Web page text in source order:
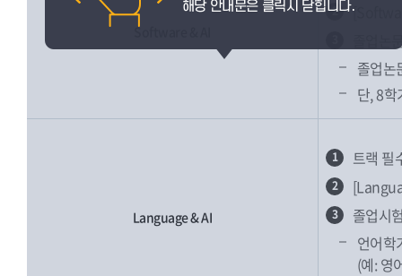
Software & AI
2
졸업논
졸업논
단, 8
Language & AI
1 트랙 필
2
3
졸업시
언어학
(예: 영